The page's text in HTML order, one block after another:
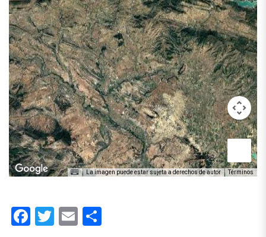
La imagen puede estar sujeta a derechos de autor Términos
Facebook
Twitter
Email